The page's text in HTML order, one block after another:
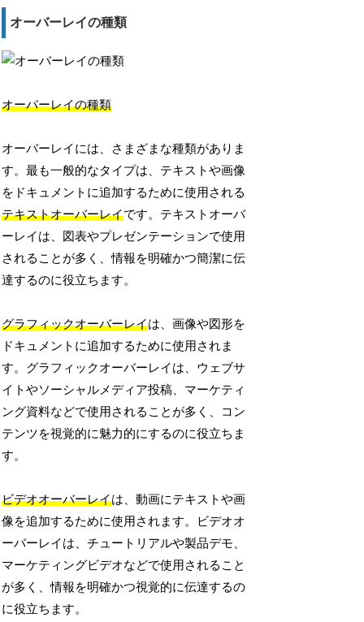
オーバーレイの種類
オーバーレイの種類
オーバーレイには、さまざまな種類がありま
す。最も一般的なタイプは、テキストや画像
をドキュメントに追加するために使用される
テキストオーバーレイです。テキストオーバ
ーレイは、図表やプレゼンテーションで使用
されることが多く、情報を明確かつ簡潔に伝
達するのに役立ちます。
グラフィックオーバーレイは、画像や図形を
ドキュメントに追加するために使用されま
す。グラフィックオーバーレイは、ウェブサ
イトやソーシャルメディア投稿、マーケティ
ング資料などで使用されることが多く、コン
テンツを視覚的に魅力的にするのに役立ちま
す。
ビデオオーバーレイは、動画にテキストや画
像を追加するために使用されます。ビデオオ
ーバーレイは、チュートリアルや製品デモ、
マーケティングビデオなどで使用されること
が多く、情報を明確かつ視覚的に伝達するの
に役立ちます。